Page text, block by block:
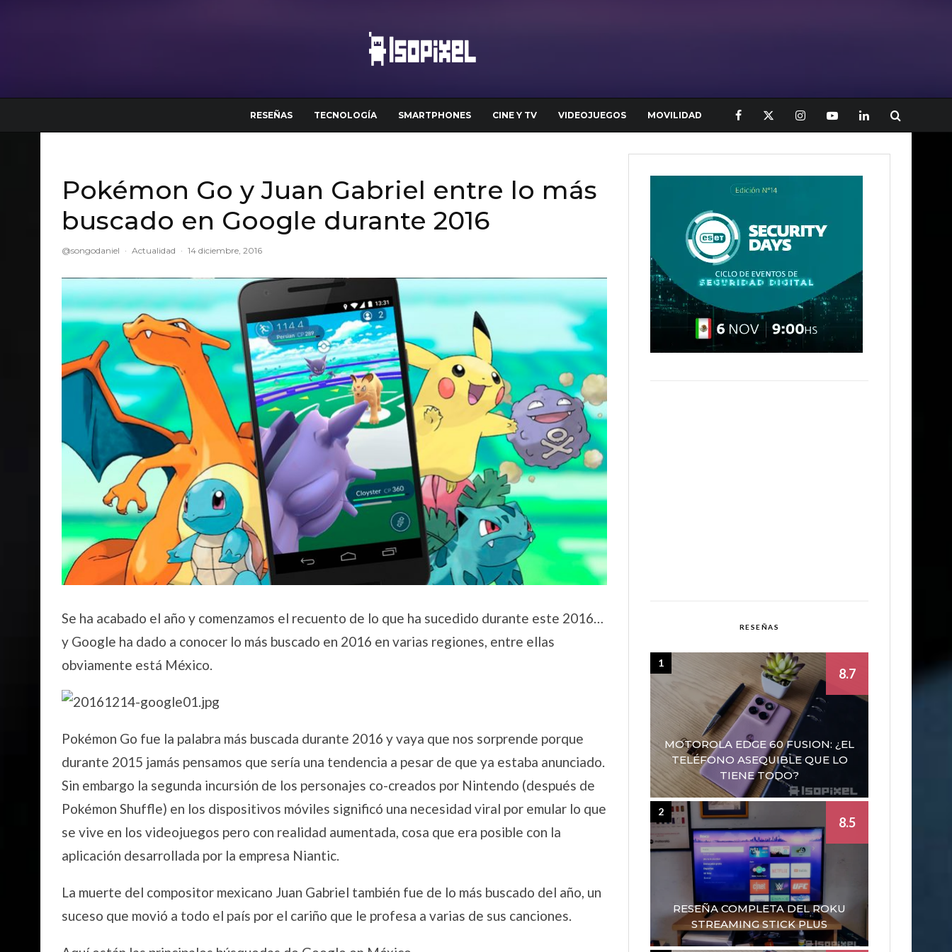
RESEÑAS TECNOLOGÍA SMARTPHONES CINE Y TV VIDEOJUEGOS MOVILIDAD
Pokémon Go y Juan Gabriel entre lo más
buscado en Google durante 2016
@songodaniel · Actualidad · 14 diciembre, 2016
Se ha acabado el año y comenzamos el recuento de lo que ha sucedido durante este 2016…
y Google ha dado a conocer lo más buscado en 2016 en varias regiones, entre ellas
obviamente está México.
Pokémon Go fue la palabra más buscada durante 2016 y vaya que nos sorprende porque
durante 2015 jamás pensamos que sería una tendencia a pesar de que ya estaba anunciado.
Sin embargo la segunda incursión de los personajes co-creados por Nintendo (después de
Pokémon Shuffle) en los dispositivos móviles significó una necesidad viral por emular lo que
se vive en los videojuegos pero con realidad aumentada, cosa que era posible con la
aplicación desarrollada por la empresa Niantic.
La muerte del compositor mexicano Juan Gabriel también fue de lo más buscado del año, un
suceso que movió a todo el país por el cariño que le profesa a varias de sus canciones.
RESEÑAS
MOTOROLA EDGE 60 FUSION: ¿EL
TELÉFONO ASEQUIBLE QUE LO
TIENE TODO?
8.7
1
RESEÑA COMPLETA DEL ROKU
STREAMING STICK PLUS
8.5
2